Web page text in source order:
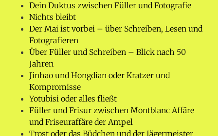
Dein Duktus zwischen Füller und Fotografie
Nichts bleibt
Der Mai ist vorbei – über Schreiben, Lesen und
Fotografieren
Über Füller und Schreiben – Blick nach 50
Jahren
Jinhao und Hongdian oder Kratzer und
Kompromisse
Yotubisi oder alles fließt
Füller und Frisur zwischen Montblanc Affäre
und Friseuraffäre der Ampel
Trost oder das Büdchen und der Jägermeister